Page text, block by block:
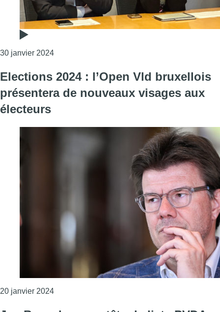
30 janvier 2024Consulter l'article "Ludivine de Magnanville
Elections 2024 : l’Open Vld bruxellois
présentera de nouveaux visages aux
électeurs
20 janvier 2024Consulter l'article "Elections 2024 : l’Open Vld